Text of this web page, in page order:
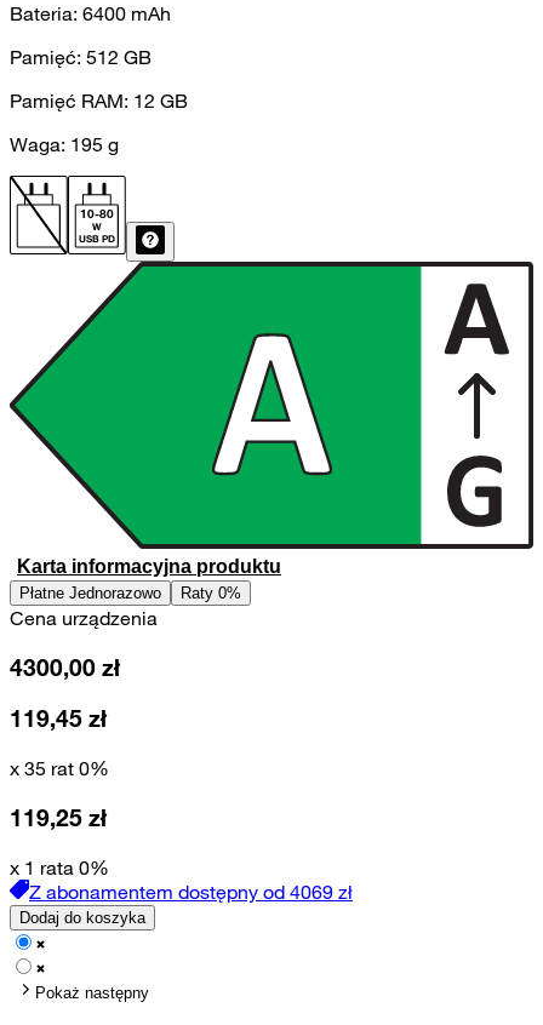
Bateria: 6400 mAh
Pamięć: 512 GB
Pamięć RAM: 12 GB
Waga: 195 g
10-80
W
USB PD
Karta informacyjna produktu
Płatne Jednorazowo Raty 0%
Cena urządzenia
4300,00 zł
119,45 zł
x 35 rat 0%
119,25 zł
x 1 rata 0%
Z abonamentem dostępny od 4069 zł
Dodaj do koszyka
Pokaż następny